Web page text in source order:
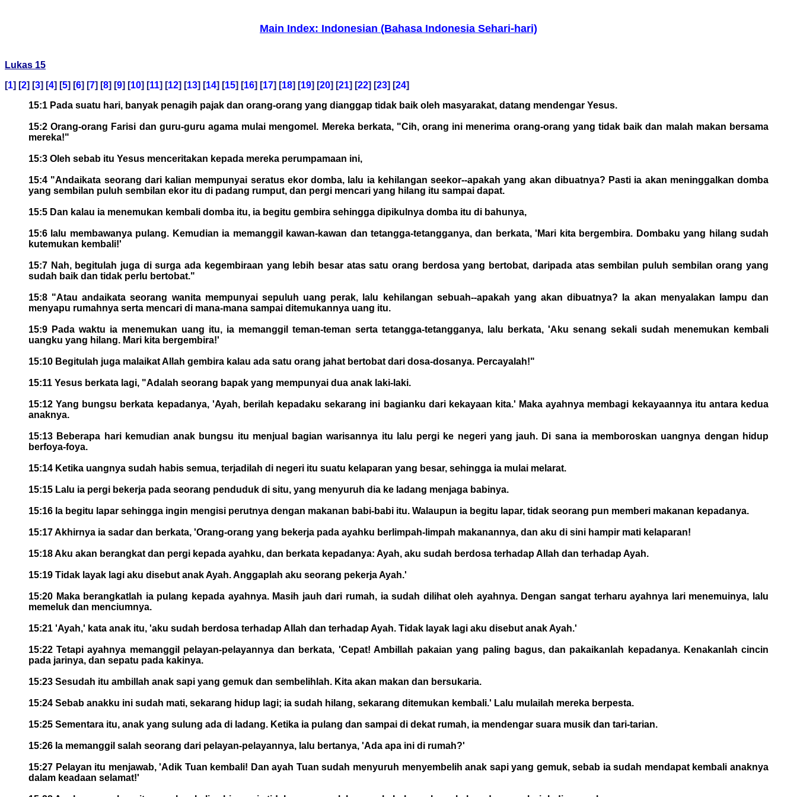
Main Index: Indonesian (Bahasa Indonesia Sehari-hari)
Lukas 15
[1] [2] [3] [4] [5] [6] [7] [8] [9] [10] [11] [12] [13] [14] [15] [16] [17] [18] [19] [20] [21] [22] [23] [24]
15:1 Pada suatu hari, banyak penagih pajak dan orang-orang yang dianggap tidak baik oleh masyarakat, datang mendengar Yesus.
15:2 Orang-orang Farisi dan guru-guru agama mulai mengomel. Mereka berkata, "Cih, orang ini menerima orang-orang yang tidak baik dan malah makan bersama
mereka!"
15:3 Oleh sebab itu Yesus menceritakan kepada mereka perumpamaan ini,
15:4 "Andaikata seorang dari kalian mempunyai seratus ekor domba, lalu ia kehilangan seekor--apakah yang akan dibuatnya? Pasti ia akan meninggalkan domba
yang sembilan puluh sembilan ekor itu di padang rumput, dan pergi mencari yang hilang itu sampai dapat.
15:5 Dan kalau ia menemukan kembali domba itu, ia begitu gembira sehingga dipikulnya domba itu di bahunya,
15:6 lalu membawanya pulang. Kemudian ia memanggil kawan-kawan dan tetangga-tetangganya, dan berkata, 'Mari kita bergembira. Dombaku yang hilang sudah
kutemukan kembali!'
15:7 Nah, begitulah juga di surga ada kegembiraan yang lebih besar atas satu orang berdosa yang bertobat, daripada atas sembilan puluh sembilan orang yang
sudah baik dan tidak perlu bertobat."
15:8 "Atau andaikata seorang wanita mempunyai sepuluh uang perak, lalu kehilangan sebuah--apakah yang akan dibuatnya? Ia akan menyalakan lampu dan
menyapu rumahnya serta mencari di mana-mana sampai ditemukannya uang itu.
15:9 Pada waktu ia menemukan uang itu, ia memanggil teman-teman serta tetangga-tetangganya, lalu berkata, 'Aku senang sekali sudah menemukan kembali
uangku yang hilang. Mari kita bergembira!'
15:10 Begitulah juga malaikat Allah gembira kalau ada satu orang jahat bertobat dari dosa-dosanya. Percayalah!"
15:11 Yesus berkata lagi, "Adalah seorang bapak yang mempunyai dua anak laki-laki.
15:12 Yang bungsu berkata kepadanya, 'Ayah, berilah kepadaku sekarang ini bagianku dari kekayaan kita.' Maka ayahnya membagi kekayaannya itu antara kedua
anaknya.
15:13 Beberapa hari kemudian anak bungsu itu menjual bagian warisannya itu lalu pergi ke negeri yang jauh. Di sana ia memboroskan uangnya dengan hidup
berfoya-foya.
15:14 Ketika uangnya sudah habis semua, terjadilah di negeri itu suatu kelaparan yang besar, sehingga ia mulai melarat.
15:15 Lalu ia pergi bekerja pada seorang penduduk di situ, yang menyuruh dia ke ladang menjaga babinya.
15:16 Ia begitu lapar sehingga ingin mengisi perutnya dengan makanan babi-babi itu. Walaupun ia begitu lapar, tidak seorang pun memberi makanan kepadanya.
15:17 Akhirnya ia sadar dan berkata, 'Orang-orang yang bekerja pada ayahku berlimpah-limpah makanannya, dan aku di sini hampir mati kelaparan!
15:18 Aku akan berangkat dan pergi kepada ayahku, dan berkata kepadanya: Ayah, aku sudah berdosa terhadap Allah dan terhadap Ayah.
15:19 Tidak layak lagi aku disebut anak Ayah. Anggaplah aku seorang pekerja Ayah.'
15:20 Maka berangkatlah ia pulang kepada ayahnya. Masih jauh dari rumah, ia sudah dilihat oleh ayahnya. Dengan sangat terharu ayahnya lari menemuinya, lalu
memeluk dan menciumnya.
15:21 'Ayah,' kata anak itu, 'aku sudah berdosa terhadap Allah dan terhadap Ayah. Tidak layak lagi aku disebut anak Ayah.'
15:22 Tetapi ayahnya memanggil pelayan-pelayannya dan berkata, 'Cepat! Ambillah pakaian yang paling bagus, dan pakaikanlah kepadanya. Kenakanlah cincin
pada jarinya, dan sepatu pada kakinya.
15:23 Sesudah itu ambillah anak sapi yang gemuk dan sembelihlah. Kita akan makan dan bersukaria.
15:24 Sebab anakku ini sudah mati, sekarang hidup lagi; ia sudah hilang, sekarang ditemukan kembali.' Lalu mulailah mereka berpesta.
15:25 Sementara itu, anak yang sulung ada di ladang. Ketika ia pulang dan sampai di dekat rumah, ia mendengar suara musik dan tari-tarian.
15:26 Ia memanggil salah seorang dari pelayan-pelayannya, lalu bertanya, 'Ada apa ini di rumah?'
15:27 Pelayan itu menjawab, 'Adik Tuan kembali! Dan ayah Tuan sudah menyuruh menyembelih anak sapi yang gemuk, sebab ia sudah mendapat kembali anaknya
dalam keadaan selamat!'